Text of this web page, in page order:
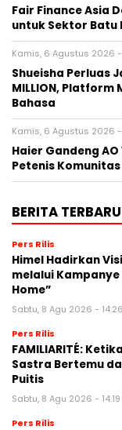
Fair Finance Asia
untuk Sektor Batu
Kamis, 6 Agustus 2026 -
Shueisha Perluas
MILLION, Platform
Bahasa
Kamis, 6 Agustus 2026 -
Haier Gandeng
Petenis
BERITA TERBARU
Pers Rilis
Himel Hadirkan
melalui
Home”
Sabtu, 8 Agu 2026 -
Pers Rilis
FAMILIARITÉ:
Sastra Bertemu
Puitis
Sabtu, 8 Agu 2026 - 14:19
Pers Rilis